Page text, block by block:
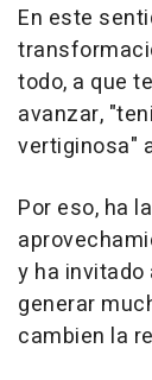
En este
todo, a que
avanzar,
vertiginosa"
Por eso, ha
y ha
generar
cambien la